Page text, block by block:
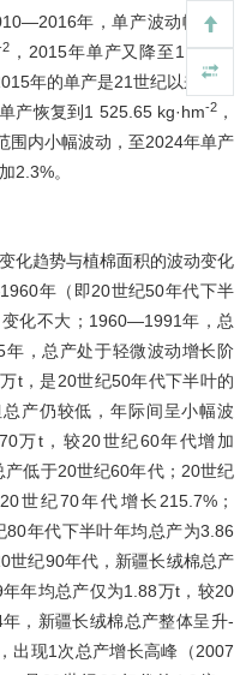
年，单产波动幅度较
2 ，2015年单产又降至1 105.8
年的单产是21世纪以来最低
产恢复到1 525.65 kg·hm-2，
围内小幅波动，至2024年单产
2.3%。
化趋势与植棉面积的波动变化
年（即20世纪50年代下半
化不大；1960―1991年，总
，总产处于轻微波动增长阶
t，是20世纪50年代下半叶的
产仍较低，年际间呈小幅波
万t，较20世纪60年代增加
低于20世纪60年代；20世纪
世纪70年代增长215.7%；
年代下半叶年均总产为3.86
世纪90年代，新疆长绒棉总产
年均总产仅为1.88万t，较20
，新疆长绒棉总产整体呈升-
出现1次总产增长高峰（2007